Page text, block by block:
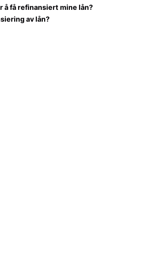
å få refinansiert mine lån?
av lån?